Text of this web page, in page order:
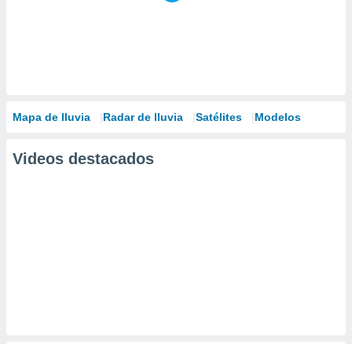
Mapa de lluvia Radar de lluvia Satélites Modelos
Videos destacados